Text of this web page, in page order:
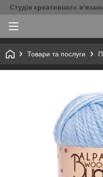
Студія креативного
Товари та послуги